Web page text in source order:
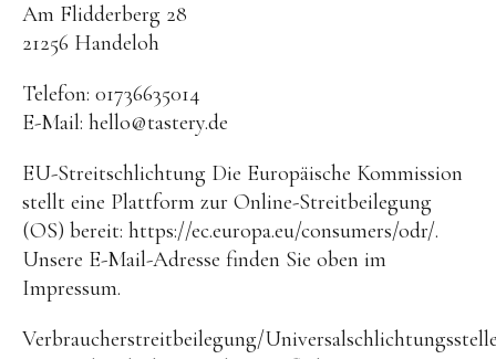
Facebook
Am Flidderberg 28
21256 Handeloh
Telefon: 01736635014
E-Mail: hello@tastery.de
EU-Streitschlichtung Die Europäische Kommission
stellt eine Plattform zur Online-Streitbeilegung
(OS) bereit: https://ec.europa.eu/consumers/odr/.
Unsere E-Mail-Adresse finden Sie oben im
Impressum.
Verbraucherstreitbeilegung/